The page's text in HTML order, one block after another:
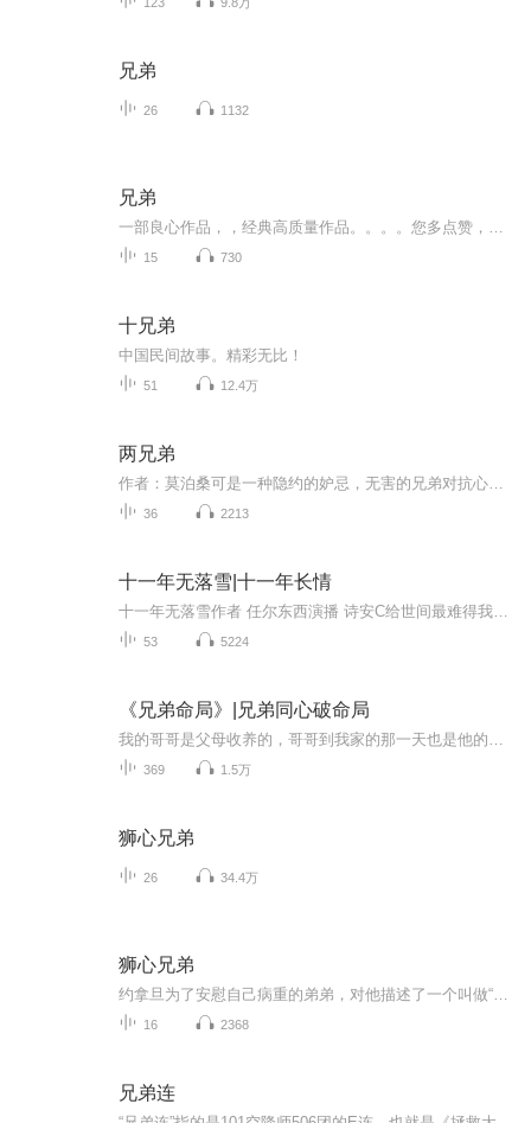
兄弟
26 1132
兄弟
15 730
十兄弟
中国民间故事。精彩无比！
51 12.4万
两兄弟
36 2213
十一年无落雪|十一年长情
53 5224
《兄弟命局》|兄弟同心破命局
369 1.5万
狮心兄弟
26 34.4万
狮心兄弟
16 2368
兄弟连